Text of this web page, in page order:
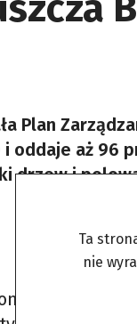
Plan
i oddaje aż
drzew i
objęte było
Ta
nie